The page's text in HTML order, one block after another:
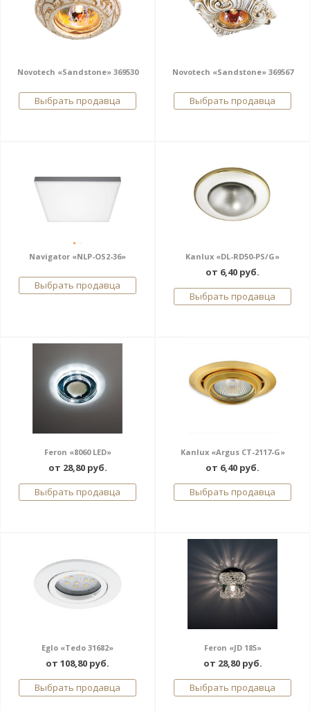
Novotech «Sandstone» 369530
Выбрать продавца
Novotech «Sandstone» 369567
Выбрать продавца
Navigator «NLP-OS2-36»
Выбрать продавца
Kanlux «DL-RD50-PS/G»
от 6,40 руб.
Выбрать продавца
Feron «8060 LED»
от 28,80 руб.
Выбрать продавца
Kanlux «Argus CT-2117-G»
от 6,40 руб.
Выбрать продавца
Eglo «Tedo 31682»
от 108,80 руб.
Выбрать продавца
Feron «JD 185»
от 28,80 руб.
Выбрать продавца